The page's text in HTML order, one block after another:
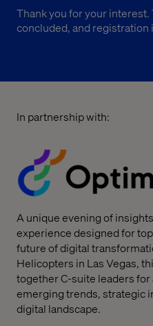
Thank you for your interest.
concluded, and registration
In partnership with:
A unique evening of
experience designed for
future of digital
Helicopters in Las Vegas,
together C-suite leaders
emerging trends, strategic
digital landscape.